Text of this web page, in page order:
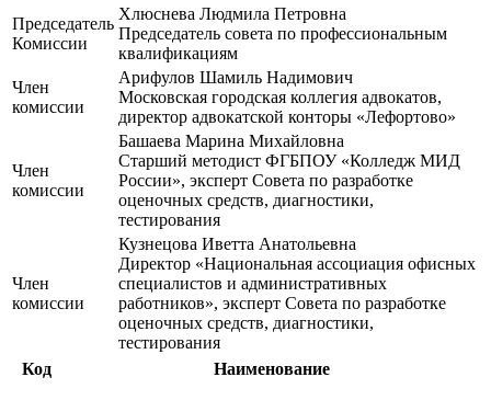
Председатель
Комиссии
Хлюснева Людмила Петровна
Председатель совета по профессиональным
квалификациям
Член
комиссии
Арифулов Шамиль Надимович
Московская городская коллегия адвокатов,
директор адвокатской конторы «Лефортово»
Член
комиссии
Башаева Марина Михайловна
Старший методист ФГБПОУ «Колледж МИД
России», эксперт Совета по разработке
оценочных средств, диагностики,
тестирования
Член
комиссии
Кузнецова Иветта Анатольевна
Директор «Национальная ассоциация офисных
специалистов и административных
работников», эксперт Совета по разработке
оценочных средств, диагностики,
тестирования
Код
Наименование